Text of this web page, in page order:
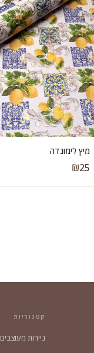
מיץ לימונדה
₪25
קטגוריות
ניירות מעוצבים